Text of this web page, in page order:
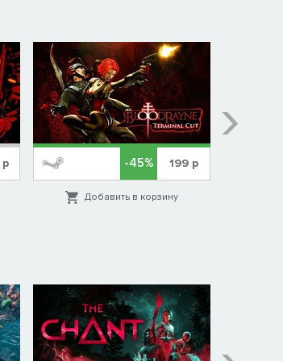
р -45% 199р
Добавить в корзину